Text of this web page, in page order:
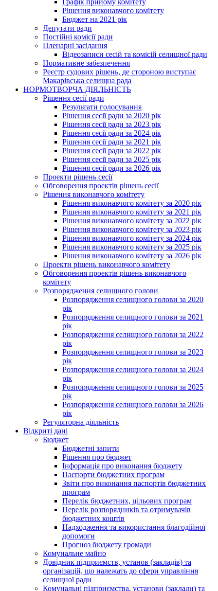
Графік прийому комітету
Рішення виконавчого комітету
Бюджет на 2021 рік
Депутати ради
Постійні комісії ради
Пленарні засідання
Відеозаписи сесій та комісій селищної ради
Нормативне забезпечення
Реєстр судових рішень, де стороною виступає
Макарівська селищна рада
НОРМОТВОРЧА ДІЯЛЬНІСТЬ
Рішення сесії ради
Результати голосування
Рішення сесії ради за 2020 рік
Рішення сесії ради за 2023 рік
Рішення сесії ради за 2024 рік
Рішення сесії ради за 2021 рік
Рішення сесії ради за 2022 рік
Рішення сесії ради за 2025 рік
Рішення сесії ради за 2026 рік
Проекти рішень сесії
Обговорення проектів рішень сесії
Рішення виконавчого комітету
Рішення виконавчого комітету за 2020 рік
Рішення виконавчого комітету за 2021 рік
Рішення виконавчого комітету за 2022 рік
Рішення виконавчого комітету за 2023 рік
Рішення виконавчого комітету за 2024 рік
Рішення виконавчого комітету за 2025 рік
Рішення виконавчого комітету за 2026 рік
Проекти рішень виконавчого комітету
Обговорення проектів рішень виконавчого
комітету
Розпорядження селищного голови
Розпорядження селищного голови за 2020
рік
Розпорядження селищного голови за 2021
рік
Розпорядження селищного голови за 2022
рік
Розпорядження селищного голови за 2023
рік
Розпорядження селищного голови за 2024
рік
Розпорядження селищного голови за 2025
рік
Розпорядження селищного голови за 2026
рік
Регуляторна діяльність
Відкриті дані
Бюджет
Бюджетні запити
Рішення про бюджет
Інформація про виконання бюджету
Паспорти бюджетних програм
Звіти про виконання паспортів бюджетних
програм
Перелік бюджетних, цільових програм
Перелік розпорядників та отримувачів
бюджетних коштів
Надходження та використання благодійної
допомоги
Прогноз бюджету громади
Комунальне майно
Довідник підприємств, установ (закладів) та
організацій, що належать до сфери управління
селищної ради
Комунальні підприємства, установи (заклади) та